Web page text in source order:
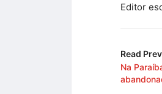
Editor
Read
Na